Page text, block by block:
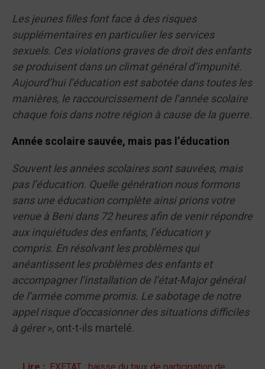
Les jeunes filles font face à des risques
supplémentaires en particulier les services
sexuels. Ces violations graves de droit des enfants
se produisent dans un climat général d’impunité.
Aujourd’hui l’éducation est sabotée dans toutes les
manières, le raccourcissement de l’année scolaire
chaque fois dans notre région à cause de la guerre.
Année scolaire sauvée, mais pas l’éducation
Souvent les années scolaires sont sauvées, mais
pas l’éducation. Quelle génération nous formons
sans une éducation complète ainsi prions votre
venue à Beni dans 72 heures afin de venir répondre
aux inquiétudes des enfants, l’éducation y
compris. En résolvant les problèmes qui
anéantissent les problèmes des enfants et
accompagner l’installation de l’état-Major général
de l’armée comme promis. Le sabotage de notre
appel risque d’occasionner des situations difficiles
à gérer», ont-t-ils martelé.